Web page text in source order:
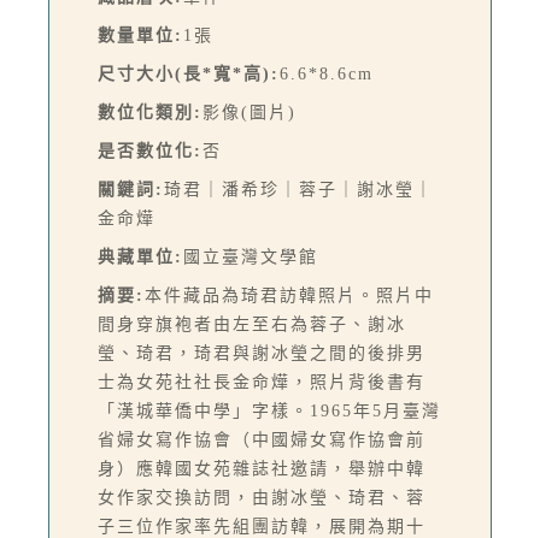
數量單位: 1張
尺寸大小(長*寬*高): 6.6*8.6cm
數位化類別: 影像(圖片)
是否數位化: 否
關鍵詞: 琦君｜潘希珍｜蓉子｜謝冰瑩｜
金命燁
典藏單位: 國立臺灣文學館
摘要: 本件藏品為琦君訪韓照片。照片中
間身穿旗袍者由左至右為蓉子、謝冰
瑩、琦君，琦君與謝冰瑩之間的後排男
士為女苑社社長金命燁，照片背後書有
「漢城華僑中學」字樣。1965年5月臺灣
省婦女寫作協會（中國婦女寫作協會前
身）應韓國女苑雜誌社邀請，舉辦中韓
女作家交換訪問，由謝冰瑩、琦君、蓉
子三位作家率先組團訪韓，展開為期十